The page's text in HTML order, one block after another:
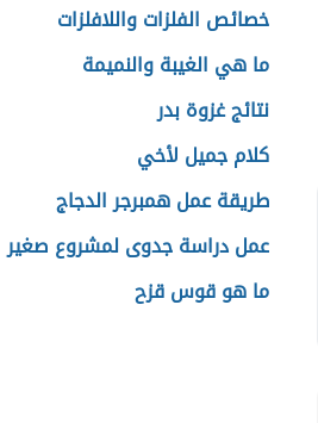
خصائص الفلزات واللافلزات
ما هي الغيبة والنميمة
نتائج غزوة بدر
كلام جميل لأخي
طريقة عمل همبرجر الدجاج
عمل دراسة جدوى لمشروع صغير
ما هو قوس قزح